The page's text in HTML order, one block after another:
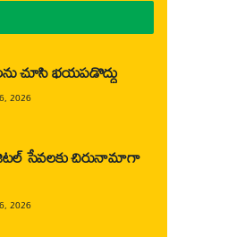
చూసి భయపడొద్దు
2026
సేవలకు చిరునామాగా
2026